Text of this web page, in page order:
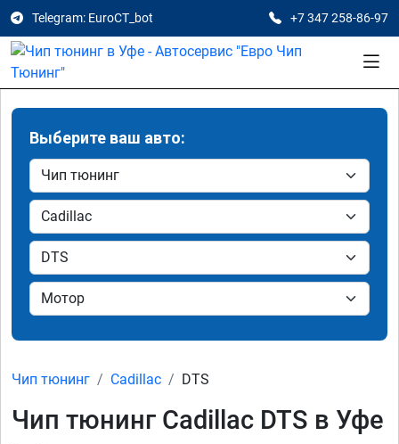
Telegram: EuroCT_bot +7 347 258-86-97
Выберите ваш авто:
Чип тюнинг Cadillac DTS
Чип тюнинг Cadillac DTS в Уфе